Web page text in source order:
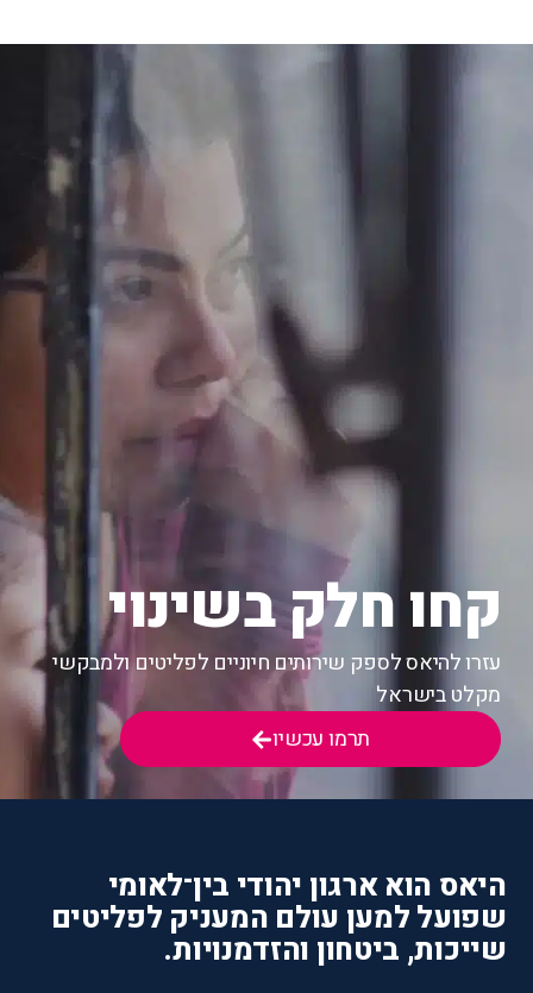
קחו חלק בשינוי
עזרו להיאס לספק שירותים חיוניים לפליטים ולמבקשי
מקלט בישראל
תרמו עכשיו
היאס הוא ארגון יהודי בין־לאומי
שפועל למען עולם המעניק לפליטים
שייכות, ביטחון והזדמנויות.